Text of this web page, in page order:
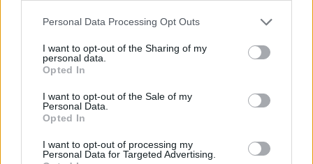
Please note that this website/app uses one or more Google
not limited to your visit or usage behaviour. You may click to
grant or deny consent to Google and its third-party tags to
use your data for below specified purposes in below Google
consent section.
Personal Data Processing Opt Outs
I want to opt-out of the Sharing of my
personal data.
Opted In
I want to opt-out of the Sale of my
Personal Data.
Opted In
I want to opt-out of processing my
Personal Data for Targeted Advertising.